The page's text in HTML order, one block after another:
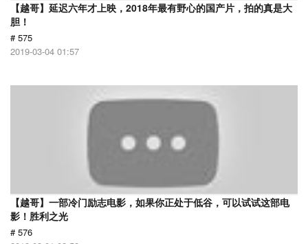
【越哥】延迟六年才上映，2018年最有野心的国产片，拍的真是大
胆！
# 575
2019-03-04 01:57
【越哥】一部冷门励志电影，如果你正处于低谷，可以试试这部电
影！胜利之光
# 576